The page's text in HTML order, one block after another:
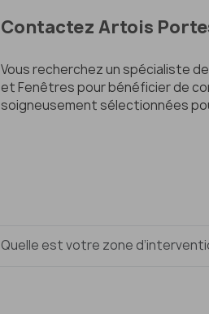
Contactez Artois
Vous recherchez un spécialiste
et Fenêtres pour bénéficier de
soigneusement sélectionnées
Quelle est votre zone